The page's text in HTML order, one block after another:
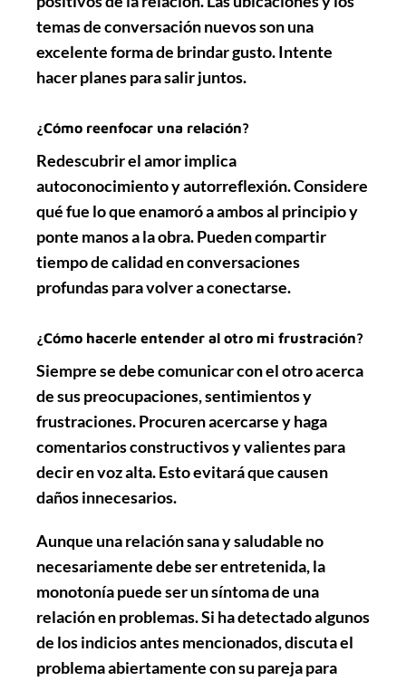
temas de conversaciónnuevosson una
excelente forma de brindar gusto. Intente
hacer planespara salir juntos.
¿Cómo reenfocar una relación?
Redescubrir el amor implica
autoconocimientoyautorreflexión. Considere
qué fue lo que enamoró a ambos al principio y
ponte manos a la obra. Pueden compartir
tiempo de calidad en conversaciones
profundas paravolver a conectarse.
¿Cómo hacerle entender al otro mi frustración?
Siempre se debecomunicarcon el otro acerca
de sus preocupaciones, sentimientos y
frustraciones. Procuren acercarse y haga
comentarios constructivos yvalientespara
decir en voz alta. Esto evitará que causen
daños innecesarios.
Aunque una relación sana y saludable no
necesariamente debe ser entretenida, la
monotonía puede ser un síntoma de una
relación en problemas. Si ha detectado algunos
de los indicios antes mencionados, discuta el
problema abiertamente con su pareja para